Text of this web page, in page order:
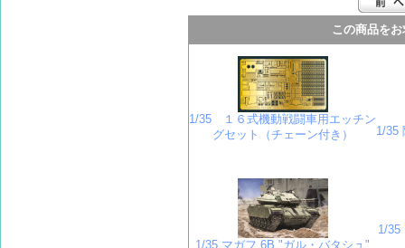
この商品を
1/35 １６式機動戦闘車用エッチン
グセット（チェーン付き）
1/35
1/35 マガフ 6B "ガル・バタシュ"
1/35